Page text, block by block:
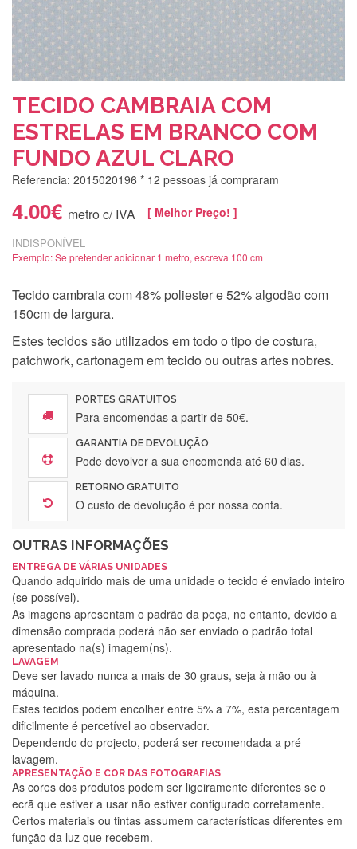
TECIDO CAMBRAIA COM
ESTRELAS EM BRANCO COM
FUNDO AZUL CLARO
Referencia: 2015020196 * 12 pessoas já compraram
4.00€ metro c/ IVA [ Melhor Preço! ]
INDISPONÍVEL
Exemplo: Se pretender adicionar 1 metro, escreva 100 cm
Tecido cambraia com 48% poliester e 52% algodão com
150cm de largura.
Estes tecidos são utilizados em todo o tipo de costura,
patchwork, cartonagem em tecido ou outras artes nobres.
PORTES GRATUITOS
Para encomendas a partir de 50€.
GARANTIA DE DEVOLUÇÃO
Pode devolver a sua encomenda até 60 dias.
RETORNO GRATUITO
O custo de devolução é por nossa conta.
OUTRAS INFORMAÇÕES
ENTREGA DE VÁRIAS UNIDADES
Quando adquirido mais de uma unidade o tecido é enviado inteiro
(se possível).
As imagens apresentam o padrão da peça, no entanto, devido a
dimensão comprada poderá não ser enviado o padrão total
apresentado na(s) imagem(ns).
LAVAGEM
Deve ser lavado nunca a mais de 30 graus, seja à mão ou à
máquina.
Estes tecidos podem encolher entre 5% a 7%, esta percentagem
dificilmente é percetível ao observador.
Dependendo do projecto, poderá ser recomendada a pré
lavagem.
APRESENTAÇÃO E COR DAS FOTOGRAFIAS
As cores dos produtos podem ser ligeiramente diferentes se o
ecrã que estiver a usar não estiver configurado corretamente.
Certos materiais ou tintas assumem características diferentes em
função da luz que recebem.
Silvia Lopes
Encomenda direitinha. Rapidez e segurança. Volto a
encomendar.